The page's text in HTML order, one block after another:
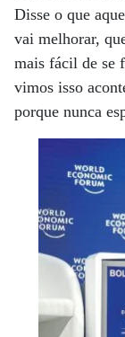
Disse o que
vai melhorar,
mais fácil de se
vimos isso
porque nunca